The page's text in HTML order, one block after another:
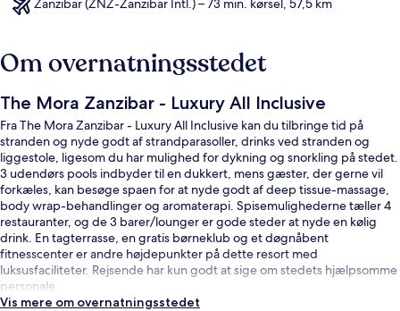
Zanzibar (ZNZ-Zanzibar Intl.) – 73 min. kørsel, 57,5 km
Om overnatningsstedet
The Mora Zanzibar - Luxury All Inclusive
Fra The Mora Zanzibar - Luxury All Inclusive kan du tilbringe tid på
stranden og nyde godt af strandparasoller, drinks ved stranden og
liggestole, ligesom du har mulighed for dykning og snorkling på stedet.
3 udendørs pools indbyder til en dukkert, mens gæster, der gerne vil
forkæles, kan besøge spaen for at nyde godt af deep tissue-massage,
body wrap-behandlinger og aromaterapi. Spisemulighederne tæller 4
restauranter, og de 3 barer/lounger er gode steder at nyde en kølig
drink. En tagterrasse, en gratis børneklub og et døgnåbent
fitnesscenter er andre højdepunkter på dette resort med
luksusfaciliteter. Rejsende har kun godt at sige om stedets hjælpsomme
personale.
Vis mere om overnatningsstedet